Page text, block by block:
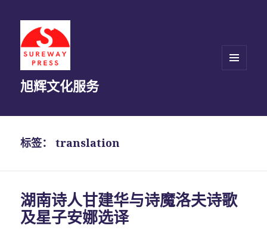
旭辉文化服务
标签：translation
湖南诗人甘建华与诗魔洛夫诗歌
及星子安娜选译